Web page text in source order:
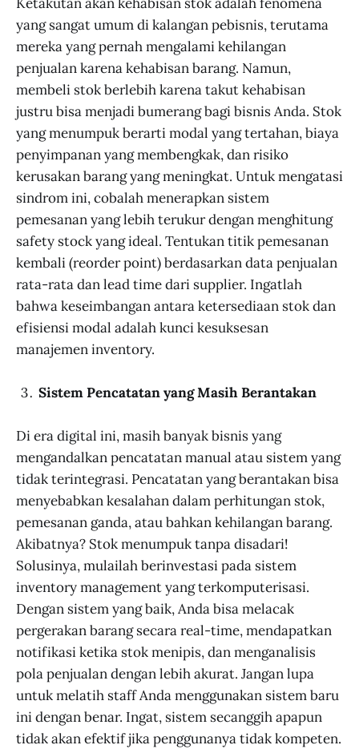
yang sangat umum di kalangan pebisnis, terutama
mereka yang pernah mengalami kehilangan
penjualan karena kehabisan barang. Namun,
membeli stok berlebih karena takut kehabisan
justru bisa menjadi bumerang bagi bisnis Anda. Stok
yang menumpuk berarti modal yang tertahan, biaya
penyimpanan yang membengkak, dan risiko
kerusakan barang yang meningkat. Untuk mengatasi
sindrom ini, cobalah menerapkan sistem
pemesanan yang lebih terukur dengan menghitung
safety stock yang ideal. Tentukan titik pemesanan
kembali (reorder point) berdasarkan data penjualan
rata-rata dan lead time dari supplier. Ingatlah
bahwa keseimbangan antara ketersediaan stok dan
efisiensi modal adalah kunci kesuksesan
manajemen inventory.
Sistem Pencatatan yang Masih Berantakan
Di era digital ini, masih banyak bisnis yang
mengandalkan pencatatan manual atau sistem yang
tidak terintegrasi. Pencatatan yang berantakan bisa
menyebabkan kesalahan dalam perhitungan stok,
pemesanan ganda, atau bahkan kehilangan barang.
Akibatnya? Stok menumpuk tanpa disadari!
Solusinya, mulailah berinvestasi pada sistem
inventory management yang terkomputerisasi.
Dengan sistem yang baik, Anda bisa melacak
pergerakan barang secara real-time, mendapatkan
notifikasi ketika stok menipis, dan menganalisis
pola penjualan dengan lebih akurat. Jangan lupa
untuk melatih staff Anda menggunakan sistem baru
ini dengan benar. Ingat, sistem secanggih apapun
tidak akan efektif jika penggunanya tidak kompeten.